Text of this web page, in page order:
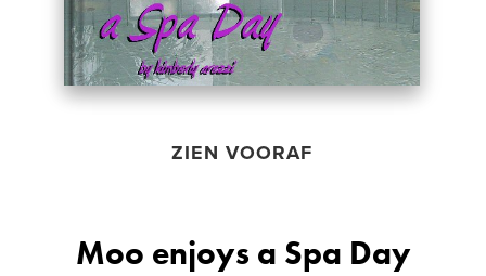
ZIEN VOORAF
Moo enjoys a Spa Day